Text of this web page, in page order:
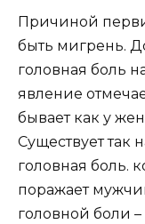
Причиной
быть мигрень.
головная боль
явление
бывает как у
Существует так
головная боль.
поражает
головной боли –